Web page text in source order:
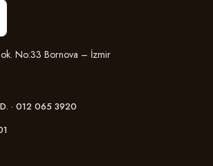
No:33 Bornova – İzmir
· 012 065 3920